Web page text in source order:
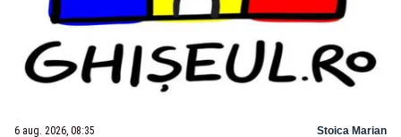
6 aug. 2026, 08:35 Stoica Marian